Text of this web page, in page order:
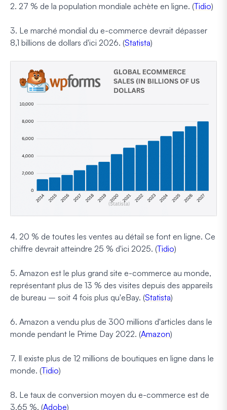
2. 27 % de la population mondiale achète en ligne. (Tidio)
3. Le marché mondial du e-commerce devrait dépasser
8,1 billions de dollars d'ici 2026. (Statista)
4. 20 % de toutes les ventes au détail se font en ligne. Ce
chiffre devrait atteindre 25 % d'ici 2025. (Tidio)
5. Amazon est le plus grand site e-commerce au monde,
représentant plus de 13 % des visites depuis des appareils
de bureau – soit 4 fois plus qu'eBay. (Statista)
6. Amazon a vendu plus de 300 millions d'articles dans le
monde pendant le Prime Day 2022. (Amazon)
7. Il existe plus de 12 millions de boutiques en ligne dans le
monde. (Tidio)
8. Le taux de conversion moyen du e-commerce est de
3,65 %. (Adobe)